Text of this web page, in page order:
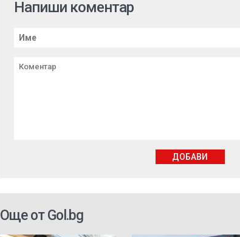
Напиши коментар
ДОБАВИ
Още от Gol.bg